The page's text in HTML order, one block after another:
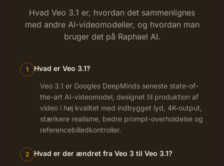
Hvad Veo 3.1 er, hvordan det sammenlignes
med andre AI-videomodeller, og hvordan man
bruger det på Raphael AI.
1 Hvad er Veo 3.1?
Veo 3.1 er Googles DeepMinds seneste state-of-
the-art AI-videomodel, designet til produktion af
video i høj kvalitet med indbygget lyd, 4K-output,
stærkere realisme, bedre prompt-overholdelse og
referencebilledkontroller.
2 Hvad er der ændret fra Veo 3 til Veo 3.1?